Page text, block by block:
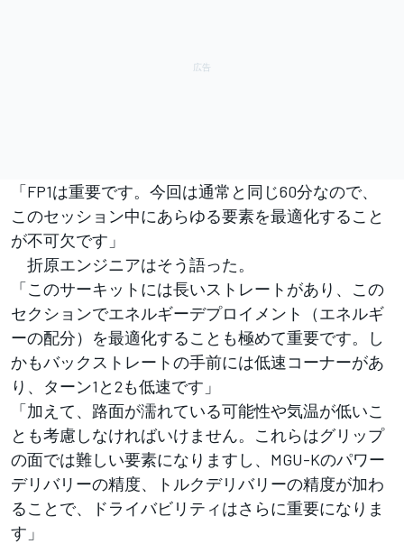
「FP1は重要です。今回は通常と同じ60分なので、
このセッション中にあらゆる要素を最適化すること
が不可欠です」
折原エンジニアはそう語った。
「このサーキットには長いストレートがあり、この
セクションでエネルギーデプロイメント（エネルギ
ーの配分）を最適化することも極めて重要です。し
かもバックストレートの手前には低速コーナーがあ
り、ターン1と2も低速です」
「加えて、路面が濡れている可能性や気温が低いこ
とも考慮しなければいけません。これらはグリップ
の面では難しい要素になりますし、MGU-Kのパワー
デリバリーの精度、トルクデリバリーの精度が加わ
ることで、ドライバビリティはさらに重要になりま
す」